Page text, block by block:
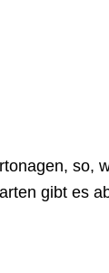
so,
gibt es